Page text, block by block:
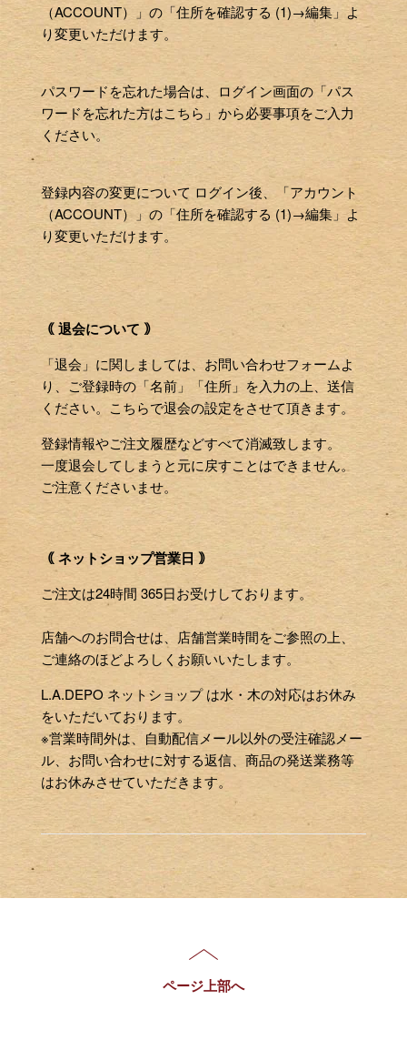
（ACCOUNT）」の「住所を確認する (1)→編集」よ
り変更いただけます。
パスワードを忘れた場合は、ログイン画面の「パス
ワードを忘れた方はこちら」から必要事項をご入力
ください。
登録内容の変更について ログイン後、「アカウント
（ACCOUNT）」の「住所を確認する (1)→編集」よ
り変更いただけます。
｟ 退会について ｠
「退会」に関しましては、お問い合わせフォームよ
り、ご登録時の「名前」「住所」を入力の上、送信
ください。こちらで退会の設定をさせて頂きます。
登録情報やご注文履歴などすべて消滅致します。
一度退会してしまうと元に戻すことはできません。
ご注意くださいませ。
｟ ネットショップ営業日 ｠
ご注文は24時間 365日お受けしております。
店舗へのお問合せは、店舗営業時間をご参照の上、
ご連絡のほどよろしくお願いいたします。
L.A.DEPO ネットショップ は水・木の対応はお休み
をいただいております。
※営業時間外は、自動配信メール以外の受注確認メー
ル、お問い合わせに対する返信、商品の発送業務等
はお休みさせていただきます。
ページ上部へ